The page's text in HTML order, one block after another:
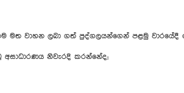
මත වාහන ලබා ගත් පුද්ගලයන්ගෙන් පළමු
නිවැරදි කරන්නේද;